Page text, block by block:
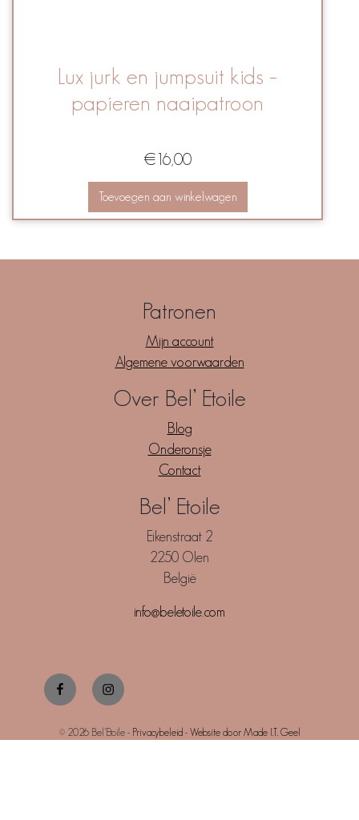
Lux jurk en jumpsuit kids –
papieren naaipatroon
€16,00
Toevoegen aan winkelwagen
Patronen
Mijn account
Algemene voorwaarden
Over Bel’ Etoile
Blog
Onderonsje
Contact
Bel’ Etoile
Eikenstraat 2
2250 Olen
België
info@beletoile.com
Facebook Instagram
© 2026 Bel’Etoile - Privacybeleid- Website door Made I.T. Geel